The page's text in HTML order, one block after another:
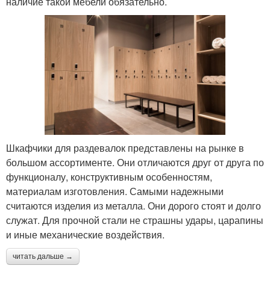
Шкафчики для раздевалок представлены на рынке в
большом ассортименте. Они отличаются друг от друга по
функционалу, конструктивным особенностям,
материалам изготовления. Самыми надежными
считаются изделия из металла. Они дорого стоят и долго
служат. Для прочной стали не страшны удары, царапины
и иные механические воздействия.
читать дальше →